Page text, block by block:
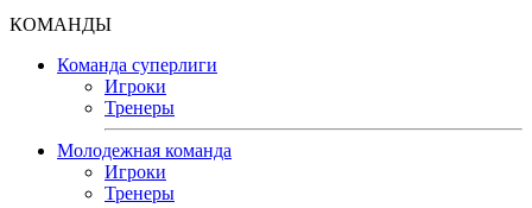
КОМАНДЫ
Команда суперлиги
Игроки
Тренеры
Молодежная команда
Игроки
Тренеры